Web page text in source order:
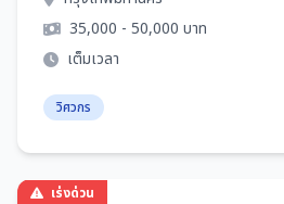
35,000 - 50,000 บาท
เต็มเวลา
วิศวกร
เร่งด่วน